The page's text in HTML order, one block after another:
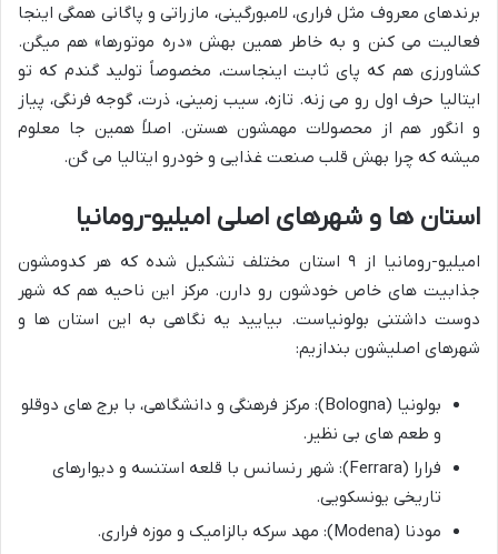
برندهای معروف مثل فراری، لامبورگینی، مازراتی و پاگانی همگی اینجا
فعالیت می کنن و به خاطر همین بهش «دره موتورها» هم میگن.
کشاورزی هم که پای ثابت اینجاست، مخصوصاً تولید گندم که تو
ایتالیا حرف اول رو می زنه. تازه، سیب زمینی، ذرت، گوجه فرنگی، پیاز
و انگور هم از محصولات مهمشون هستن. اصلاً همین جا معلوم
میشه که چرا بهش قلب صنعت غذایی و خودرو ایتالیا می گن.
استان ها و شهرهای اصلی امیلیو-رومانیا
امیلیو-رومانیا از ۹ استان مختلف تشکیل شده که هر کدومشون
جذابیت های خاص خودشون رو دارن. مرکز این ناحیه هم که شهر
دوست داشتنی بولونیاست. بیایید یه نگاهی به این استان ها و
شهرهای اصلیشون بندازیم:
بولونیا (Bologna): مرکز فرهنگی و دانشگاهی، با برج های دوقلو
و طعم های بی نظیر.
فرارا (Ferrara): شهر رنسانس با قلعه استنسه و دیوارهای
تاریخی یونسکویی.
مودنا (Modena): مهد سرکه بالزامیک و موزه فراری.